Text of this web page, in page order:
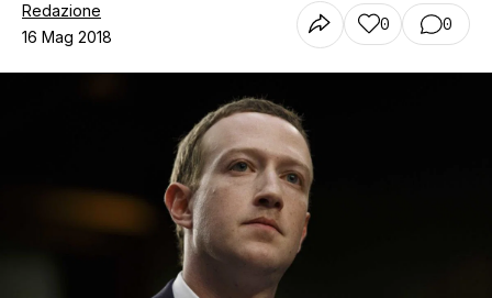
Contatti
Redazione
16 Mag 2018
0 0